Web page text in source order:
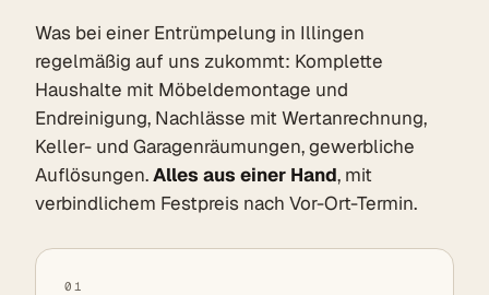
Was bei einer Entrümpelung in Illingen
regelmäßig auf uns zukommt: Komplette
Haushalte mit Möbeldemontage und
Endreinigung, Nachlässe mit Wertanrechnung,
Keller- und Garagenräumungen, gewerbliche
Auflösungen.Alles aus einer Hand, mit
verbindlichem Festpreis nach Vor-Ort-Termin.
01